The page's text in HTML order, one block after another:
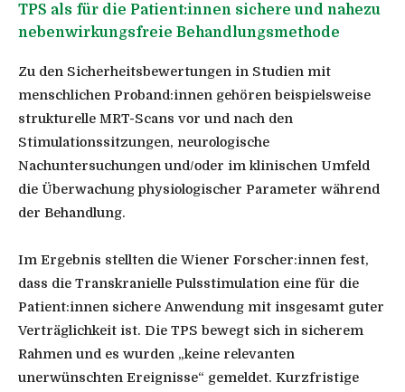
TPS als für die Patient:innen sichere und nahezu
nebenwirkungsfreie Behandlungsmethode
Zu den Sicherheitsbewertungen in Studien mit
menschlichen Proband:innen gehören beispielsweise
strukturelle MRT-Scans vor und nach den
Stimulationssitzungen, neurologische
Nachuntersuchungen und/oder im klinischen Umfeld
die Überwachung physiologischer Parameter während
der Behandlung.
Im Ergebnis stellten die Wiener Forscher:innen fest,
dass die Transkranielle Pulsstimulation eine für die
Patient:innen sichere Anwendung mit insgesamt guter
Verträglichkeit ist. Die TPS bewegt sich in sicherem
Rahmen und es wurden „keine relevanten
unerwünschten Ereignisse“ gemeldet. Kurzfristige